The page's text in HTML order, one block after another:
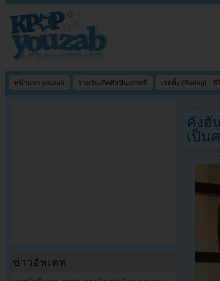
หน้าแรก youzab รวมวันเกิดศิลปินเกาหลี เรตติ้ง (Rating) : ซี
คังฮั
เป็น
ข่าวอัพเดท